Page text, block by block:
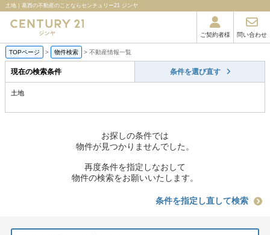
土地｜葛西の不動産のことならセンチュリー21 ジンヤ
ご契約者様 問い合わせ
TOPページ > 物件検索 > 不動産情報一覧
現在の検索条件 条件を選び直す
土地
お探しの条件では
物件が見つかりませんでした。
再度条件を指定しなおして
物件の検索をお願いいたします。
条件を指定し直して検索